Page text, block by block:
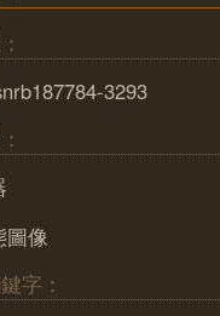
3293
圖像
字：